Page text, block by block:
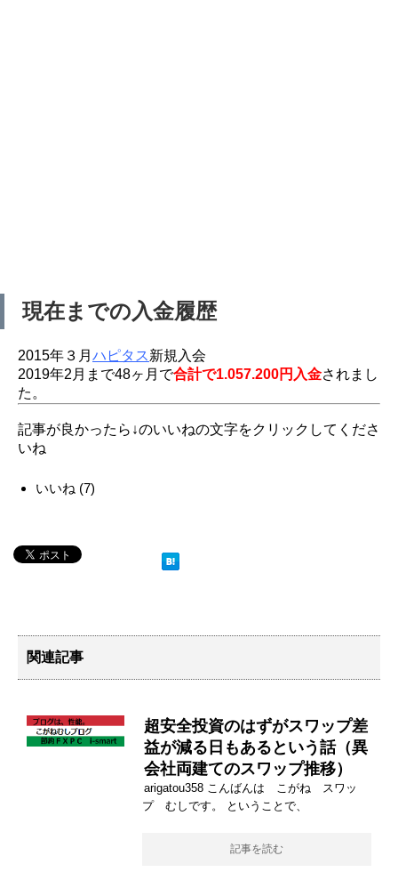
現在までの入金履歴
2015年３月 ハピタス新規入会
2019年2月まで48ヶ月で合計で1.057.200円入金されまし
た。
記事が良かったら↓のいいねの文字をクリックしてくださ
いね
いいね (7)
関連記事
超安全投資のはずがスワップ差
益が減る日もあるという話（異
会社両建てのスワップ推移）
arigatou358 こんばんは こがね スワッ
プ むしです。 ということで、
記事を読む